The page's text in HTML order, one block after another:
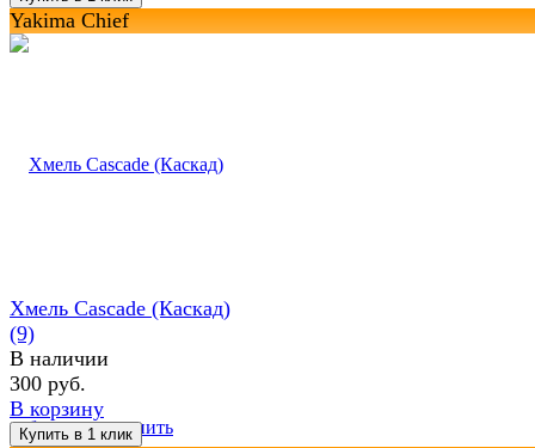
Yakima Chief
избранное сравнить
Хмель Cascade (Каскад)
(9)
В наличии
300 руб.
В корзину